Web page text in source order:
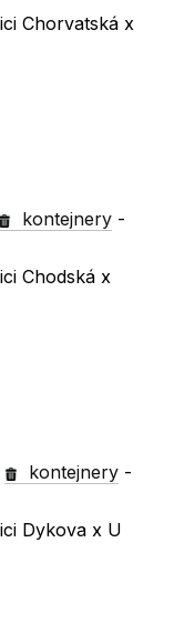
Chorvatská x
kontejnery -
Chodská x
kontejnery -
Dykova x U